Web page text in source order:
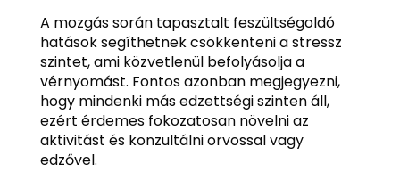
A mozgás során tapasztalt feszültségoldó
hatások segíthetnek csökkenteni a stressz
szintet, ami közvetlenül befolyásolja a
vérnyomást. Fontos azonban megjegyezni,
hogy mindenki más edzettségi szinten áll,
ezért érdemes fokozatosan növelni az
aktivitást és konzultálni orvossal vagy
edzővel.